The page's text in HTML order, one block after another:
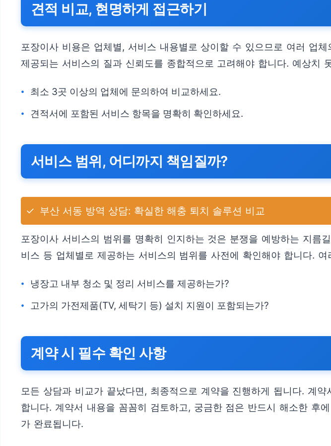
견적 비교, 현명하게 접근하기
포장이사 비용은 업체별, 서비스 내용별로 상이할 수 있으므로 여러 업
제공되는 서비스의 질과 신뢰도를 종합적으로 고려해야 합니다. 예상치
최소 3곳 이상의 업체에 문의하여 비교하세요.
견적서에 포함된 서비스 항목을 명확히 확인하세요.
서비스 범위, 어디까지 책임질까?
✓ 부산 서동 방역 상담: 확실한 해충 퇴치 솔루션 비교
포장이사 서비스의 범위를 명확히 인지하는 것은 분쟁을 예방하는 지
비스 등 업체별로 제공하는 서비스의 범위를 사전에 확인해야 합니다.
냉장고 내부 청소 및 정리 서비스를 제공하는가?
고가의 가전제품(TV, 세탁기 등) 설치 지원이 포함되는가?
계약 시 필수 확인 사항
모든 상담과 비교가 끝났다면, 최종적으로 계약을 진행하게 됩니다. 계
합니다. 계약서 내용을 꼼꼼히 검토하고, 궁금한 점은 반드시 해소한 후
가 완료됩니다.